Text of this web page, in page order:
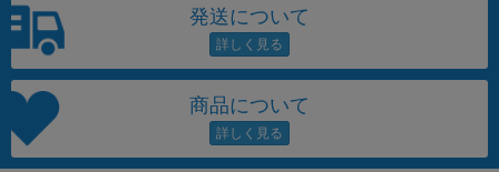
発送について
商品について